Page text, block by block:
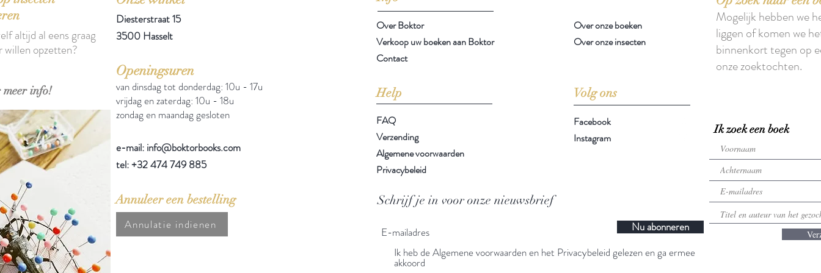
info!
altijd al eens graag
willen opzetten?
Diesterstraat 15
3500 Hasselt
Openingsuren
van dinsdag tot donderdag: 10u - 17u
vrijdag en zaterdag: 10u - 18u
zondag en maandag gesloten
e-mail: info@boktorbooks.com
tel: +32 474 749 885
Over Boktor
Verkoop uw boeken aan Boktor
Contact
Help Volg ons
Mogelijk hebben we
liggen of komen we
binnenkort tegen op
onze zoektochten.
FAQ
Verzending
Algemene voorwaarden
Privacybeleid
Facebook
Instagram
Schrijf je in voor onze nieuwsbrief
Nu abonneren
Ik heb de Algemene voorwaarden en het Privacybeleid gelezen en ga ermee
akkoord
Ik zoek een boek
Over onze boeken
Over onze insecten
Annuleer een bestelling
Annulatie indienen